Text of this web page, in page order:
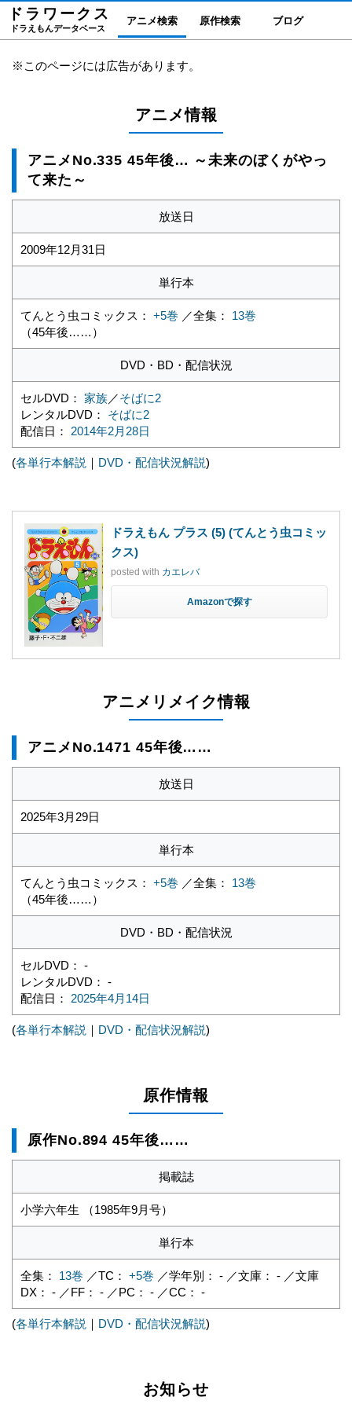
ドラワーク ス
ドラえもんデータベース
アニメ検索 原作検索 ブログ
※このページには広告があります。
アニメ情報
アニメNo.335 45年後… ～未来のぼくがやっ
て来た～
放送日
2009年12月31日
単行本
てんとう虫コミックス： +5巻 ／全集： 13巻
（45年後……）
DVD・BD・配信状況
セルDVD： 家族／そばに2
レンタルDVD： そばに2
配信日： 2014年2月28日
(各単行本解説 ｜ DVD・配信状況解説)
ドラえもん プラス (5) (てんとう虫コミッ
クス)
posted with カエレバ
Amazon
アニメリメイク情報
アニメNo.1471 45年後……
放送日
2025年3月29日
単行本
てんとう虫コミックス： +5巻 ／全集： 13巻
（45年後……）
DVD・BD・配信状況
セルDVD： -
レンタルDVD： -
配信日： 2025年4月14日
(各単行本解説 ｜ DVD・配信状況解説)
原作情報
原作No.894 45年後……
掲載誌
小学六年生 （1985年9月号）
単行本
全集： 13巻 ／TC： +5巻 ／学年別： - ／文庫： - ／文庫
DX： - ／FF： - ／PC： - ／CC： -
(各単行本解説 ｜ DVD・配信状況解説)
お知らせ